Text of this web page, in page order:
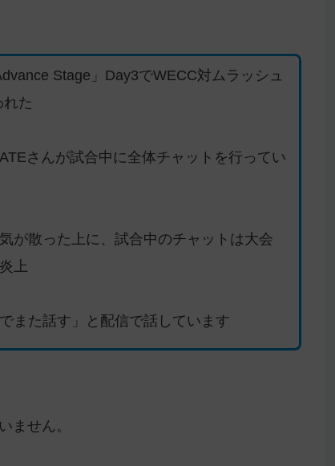
Stage」Day3でWECC対ムラッシュ
た
さんが試合中に全体チャットを行ってい
が散った上に、試合中のチャットは大会
上
また話す」と配信で話しています
ません。